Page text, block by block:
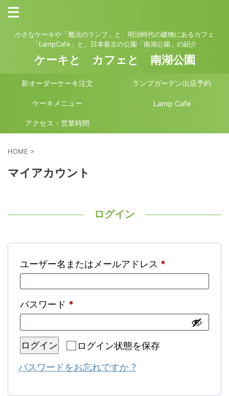
小さなケーキや「魔法のランプ」と、明治時代の建物にあるカフェ
「LampCafe」と、日本最古の公園「南湖公園」の紹介
ケーキと カフェと 南湖公園
新オーダーケーキ注文 ランプガーデン出店予約
ケーキメニュー Lamp Cafe
アクセス・営業時間
HOME >
マイアカウント
ログイン
ユーザー名またはメールアドレス *
パスワード *
ログイン状態を保存
ログイン
パスワードをお忘れですか ?